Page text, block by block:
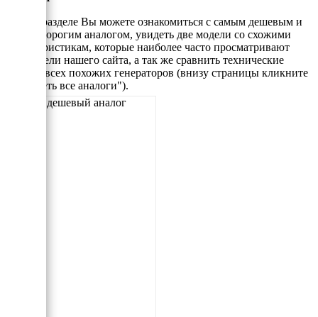
В этом разделе Вы можете ознакомиться с самым дешевым и
самым дорогим аналогом, увидеть две модели со схожими
характеристикам, которые наиболее часто просматривают
посетители нашего сайта, а так же сравнить технические
данные всех похожих генераторов (внизу страницы кликните
"Смотреть все аналоги").
Самый дешевый аналог